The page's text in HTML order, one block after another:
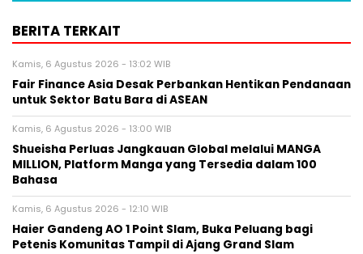
BERITA TERKAIT
Kamis, 6 Agustus 2026 - 13:02 WIB
Fair Finance Asia Desak Perbankan Hentikan Pendanaan
untuk Sektor Batu Bara di ASEAN
Kamis, 6 Agustus 2026 - 13:00 WIB
Shueisha Perluas Jangkauan Global melalui MANGA
MILLION, Platform Manga yang Tersedia dalam 100
Bahasa
Kamis, 6 Agustus 2026 - 12:10 WIB
Haier Gandeng AO 1 Point Slam, Buka Peluang bagi
Petenis Komunitas Tampil di Ajang Grand Slam